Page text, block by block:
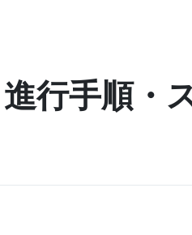
行手順・